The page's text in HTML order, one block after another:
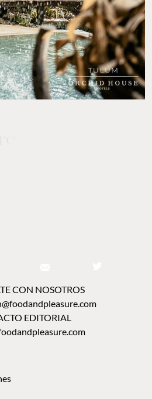
CON NOSOTROS
EDITORIAL